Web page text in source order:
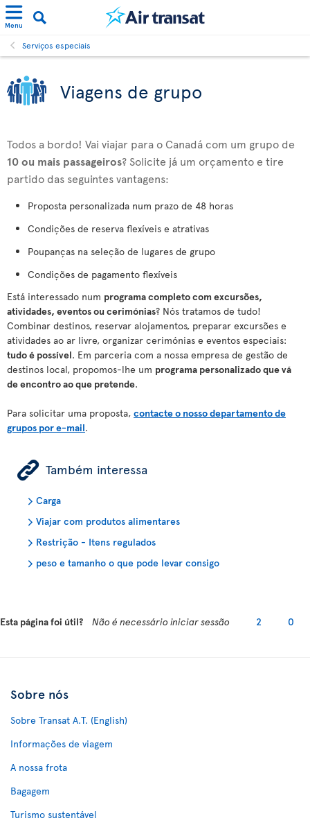
Menu
Serviços especiais
Viagens de grupo
Todos a bordo! Vai viajar para o Canadá com um grupo de
10 ou mais passageiros? Solicite já um orçamento e tire
partido das seguintes vantagens:
Proposta personalizada num prazo de 48 horas
Condições de reserva flexíveis e atrativas
Poupanças na seleção de lugares de grupo
Condições de pagamento flexíveis
Está interessado num programa completo com excursões,
atividades, eventos ou cerimónias? Nós tratamos de tudo!
Combinar destinos, reservar alojamentos, preparar excursões e
atividades ao ar livre, organizar cerimónias e eventos especiais:
tudo é possível. Em parceria com a nossa empresa de gestão de
destinos local, propomos-lhe um programa personalizado que vá
de encontro ao que pretende.
Para solicitar uma proposta, contacte o nosso departamento de
grupos por e-mail.
ÿ Também interessa
Carga
Viajar com produtos alimentares
Restrição - Itens regulados
peso e tamanho o que pode levar consigo
Esta página foi útil? Não é necessário iniciar sessão 2 0
Sobre nós
Sobre Transat A.T. (English)
Informações de viagem
A nossa frota
Bagagem
Turismo sustentável